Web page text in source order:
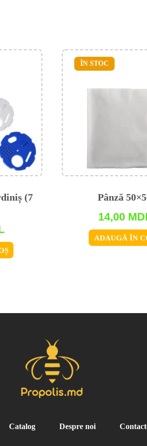
(7
Pânză
14,00
ADAUGĂ ÎN
ÎN STOC
Catalog Despre noi